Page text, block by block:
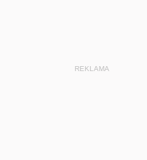
REKLAMA